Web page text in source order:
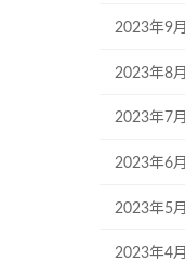
2023年9月
2023年8月
2023年7月
2023年6月
2023年5月
2023年4月